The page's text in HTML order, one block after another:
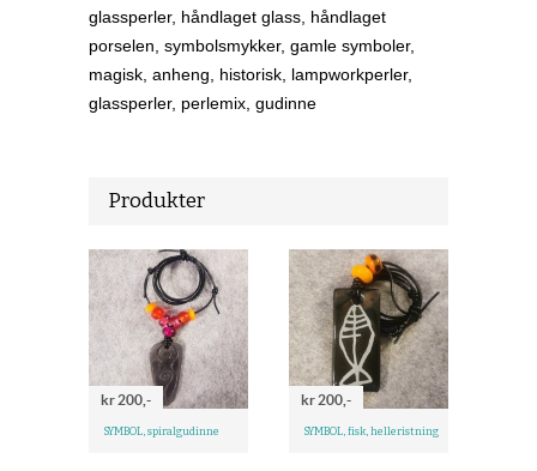
glassperler, håndlaget glass, håndlaget
porselen, symbolsmykker, gamle symboler,
magisk, anheng, historisk, lampworkperler,
glassperler, perlemix, gudinne
Produkter
kr 200,-
SYMBOL, spiralgudinne
kr 200,-
SYMBOL, fisk, helleristning